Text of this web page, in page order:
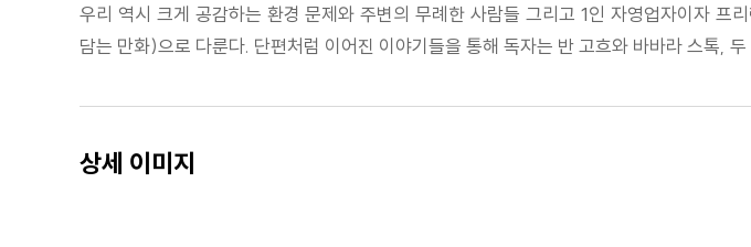
우리 역시 크게 공감하는 환경 문제와 주변의 무례한 사람들 그리고 1인 자영업자이자
담는 만화)으로 다룬다. 단편처럼 이어진 이야기들을 통해 독자는 반 고흐와 바바라 스톡,
상세 이미지